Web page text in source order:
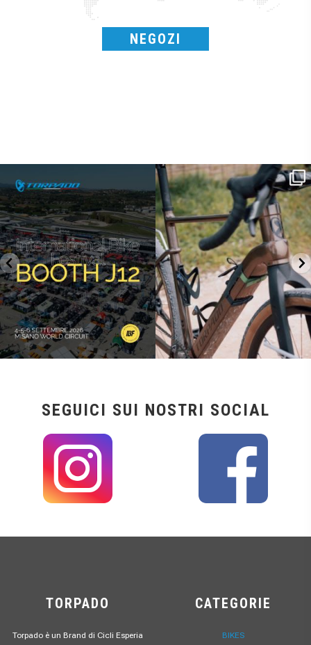
NEGOZI
IBF sta per...
17 1
Kepler R è la gravel pensata per affrontare
lunghe...
26 0
SEGUICI SUI NOSTRI SOCIAL
TORPADO
Torpado è un Brand di Cicli Esperia
CATEGORIE
BIKES